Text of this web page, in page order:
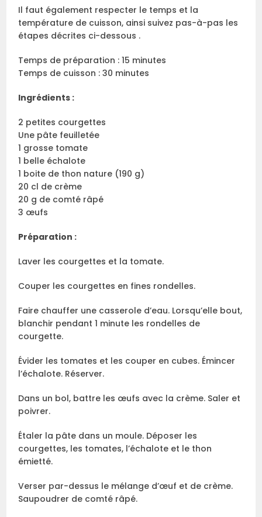
Il faut également respecter le temps et la
température de cuisson, ainsi suivez pas-à-pas les
étapes décrites ci-dessous .
Temps de préparation : 15 minutes
Temps de cuisson : 30 minutes
Ingrédients :
2 petites courgettes
Une pâte feuilletée
1 grosse tomate
1 belle échalote
1 boite de thon nature (190 g)
20 cl de crème
20 g de comté râpé
3 œufs
Préparation :
Laver les courgettes et la tomate.
Couper les courgettes en fines rondelles.
Faire chauffer une casserole d’eau. Lorsqu’elle bout,
blanchir pendant 1 minute les rondelles de
courgette.
Évider les tomates et les couper en cubes. Émincer
l’échalote. Réserver.
Dans un bol, battre les œufs avec la crème. Saler et
poivrer.
Étaler la pâte dans un moule. Déposer les
courgettes, les tomates, l’échalote et le thon
émietté.
Verser par-dessus le mélange d’œuf et de crème.
Saupoudrer de comté râpé.